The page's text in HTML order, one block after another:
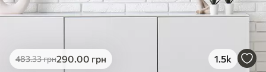
483.33грн290.00 грн 1.5k